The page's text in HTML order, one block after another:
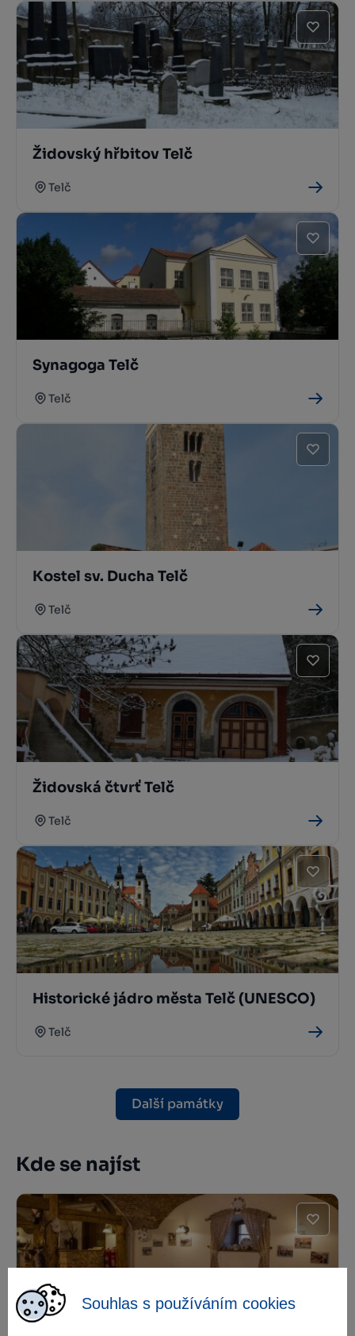
Souhlas s používáním cookies
Židovský hřbitov Telč
Telč
Synagoga Telč
Telč
Kostel sv. Ducha Telč
Telč
Židovská čtvrť Telč
Telč
Historické jádro města Telč (UNESCO)
Telč
Další památky
Kde se najíst